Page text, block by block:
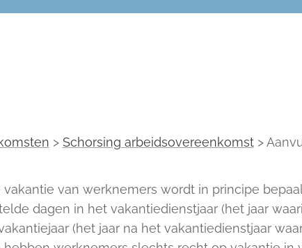
> Schorsing arbeidsovereenkomst>
van werknemers wordt in principe
dagen in het vakantiedienstjaar (het jaar
(het jaar na het vakantiedienstjaar